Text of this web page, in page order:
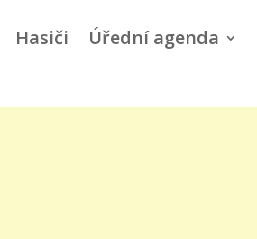
Hasiči Úřední agenda